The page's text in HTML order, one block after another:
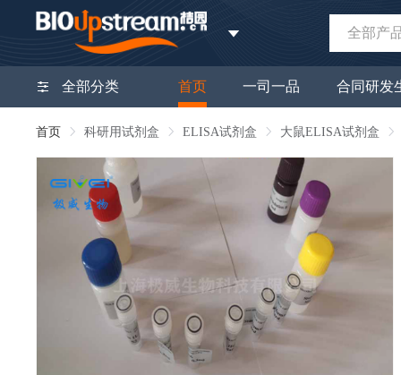
全部产
全部分类 首页 一司一品 合同研发
首页 科研用试剂盒 ELISA试剂盒 大鼠ELISA试剂盒